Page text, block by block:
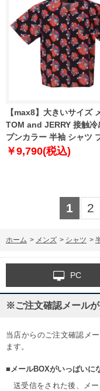
【max8】大きいサイズ
TOM and JERRY 接触冷
プンカラー 半袖 シャツ
1277-3215-2 3L 4L 5L
￥9,790(税込)
1 2
ホーム > メンズ > シャツ >
PC
※ご注文確認メール
当店からのご注文確認メ
ます。
■メールBOXがいっぱいに
送受信をされた後、メ